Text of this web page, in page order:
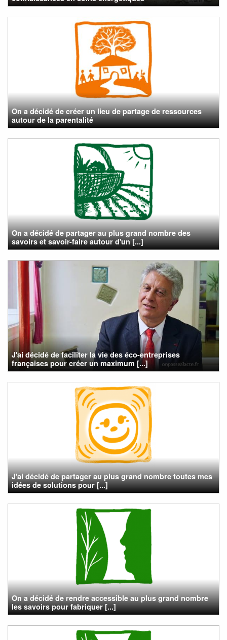
On a décidé de créer un lieu de partage de ressources
autour de la parentalité
On a décidé de partager au plus grand nombre des
savoirs et savoir-faire autour d'un [...]
J'ai décidé de faciliter la vie des éco-entreprises
françaises pour créer un maximum [...]
J'ai décidé de partager au plus grand nombre toutes mes
idées de solutions pour [...]
On a décidé de rendre accessible au plus grand nombre
les savoirs pour fabriquer [...]